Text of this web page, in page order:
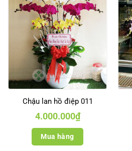
Chậu lan hồ điệp 011
4.000.000₫
Mua hàng